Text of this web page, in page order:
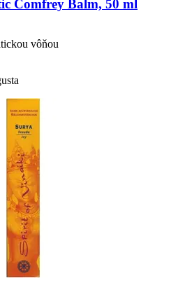
Comfrey Balm, 50 ml
vôňou